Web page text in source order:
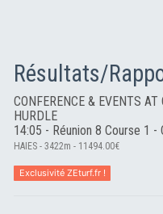
CONFERENCE & EVENTS
HURDLE
14:05 - Réunion 8 Course 1 -
HAIES - 3422m - 11494.00€
Exclusivité ZEturf.fr !